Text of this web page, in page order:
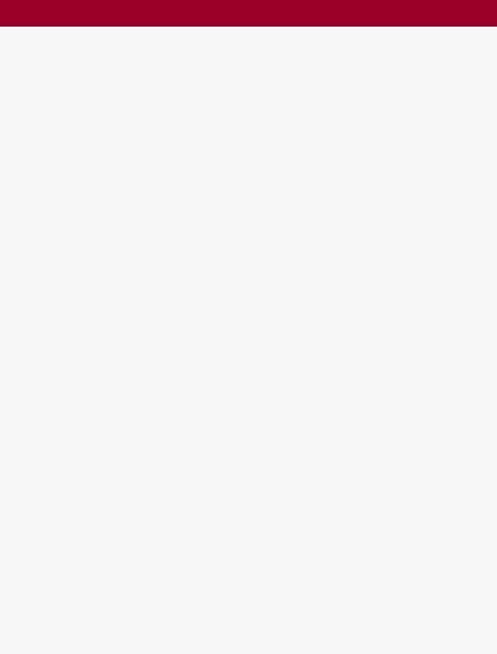
الموقع نيوز